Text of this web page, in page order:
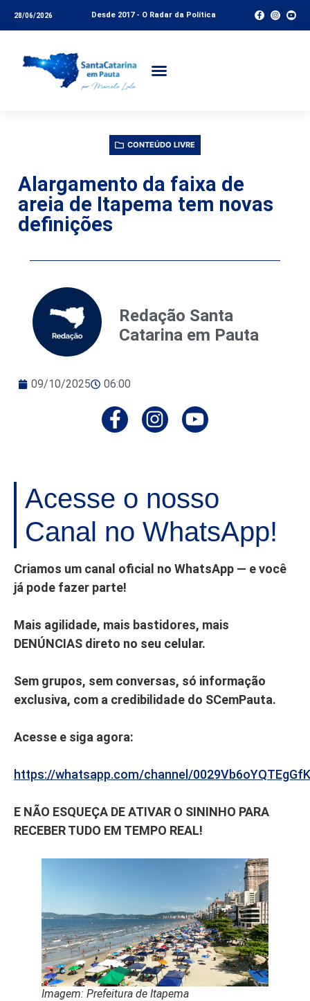
28/06/2026 Desde 2017 - O Radar da Política
CONTEÚDO LIVRE
Alargamento da faixa de
areia de Itapema tem novas
definições
Redação Santa
Catarina em Pauta
09/10/2025 06:00
Acesse o nosso
Canal no WhatsApp!
Criamos um canal oficial no WhatsApp — e você
já pode fazer parte!
Mais agilidade, mais bastidores, mais
DENÚNCIAS direto no seu celular.
Sem grupos, sem conversas, só informação
exclusiva, com a credibilidade do SCemPauta.
Acesse e siga agora:
https://whatsapp.com/channel/
E NÃO ESQUEÇA DE ATIVAR O SININHO PARA
RECEBER TUDO EM TEMPO REAL!
Imagem: Prefeitura de Itapema